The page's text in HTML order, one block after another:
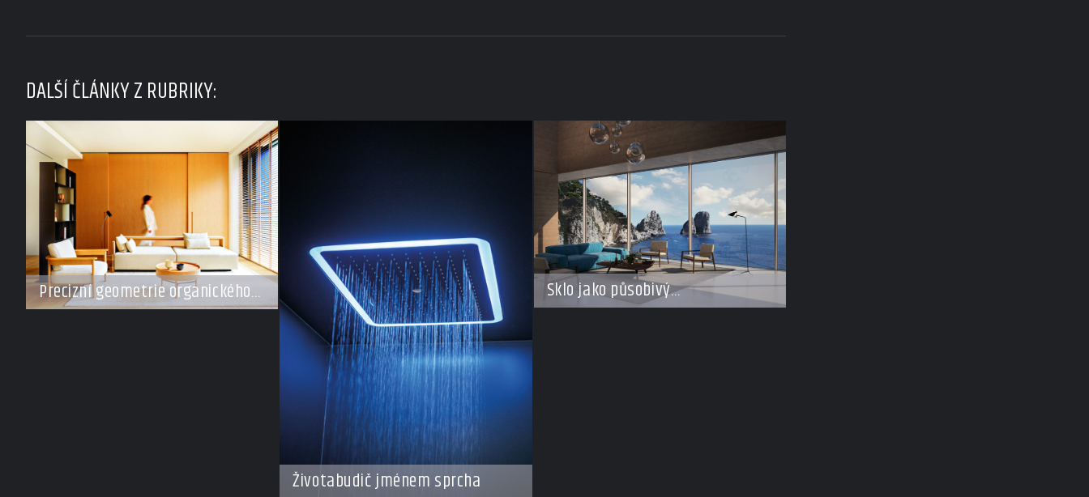
DALŠÍ ČLÁNKY Z RUBRIKY:
Precizní geometrie organického
klidu
Životabudič jménem sprcha
Sklo jako působivý
architektonický materiál